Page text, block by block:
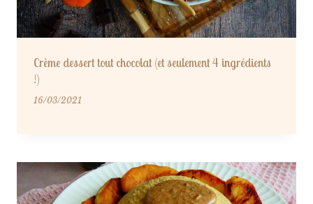
Crème dessert tout chocolat (et seulement 4 ingrédients
!)
16/03/2021